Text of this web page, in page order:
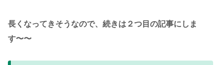
長くなってきそうなので、続きは２つ目の記事にしま
す〜〜